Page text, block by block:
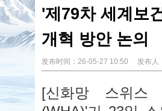
'제79차 세계보
개혁 방안 논의
发布时间： 26-05-27 10:50 发布人
[신화망 스위스